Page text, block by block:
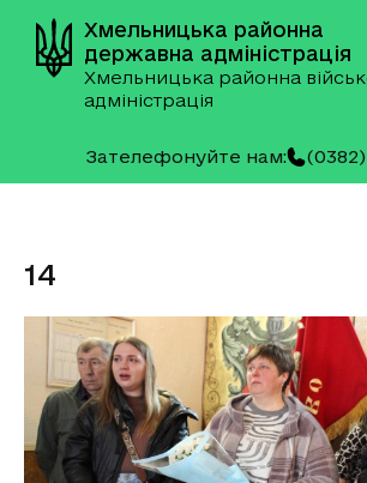
Хмельницька районна
державна адміністрація
Хмельницька районна
адміністрація
Зателефонуйте нам:
14